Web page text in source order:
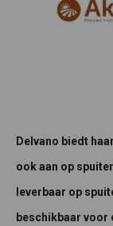
Delvano biedt
ook aan op
leverbaar op
beschikbaar voor